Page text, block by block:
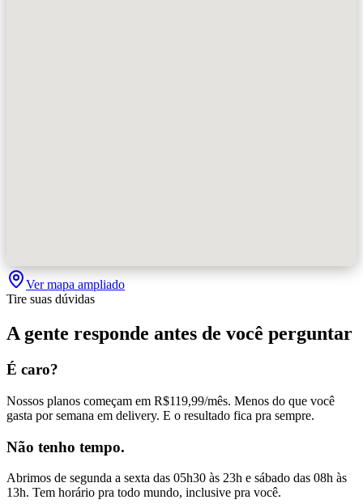
Ver mapa ampliado
Tire suas dúvidas
A gente responde antes de você perguntar
É caro?
Nossos planos começam em R$119,99/mês. Menos do que você
gasta por semana em delivery. E o resultado fica pra sempre.
Não tenho tempo.
Abrimos de segunda a sexta das 05h30 às 23h e sábado das 08h às
13h. Tem horário pra todo mundo, inclusive pra você.